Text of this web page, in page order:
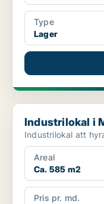
Type
Lager
Industrilokal i Mora
Industrilokal i
Industrilokal att
Areal
Ca. 585 m2
Pris pr. md.